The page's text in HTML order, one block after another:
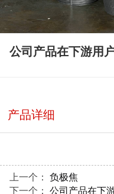
公司产品在下游用
产品详细
上一个： 负极焦
下一个： 公司产品在下